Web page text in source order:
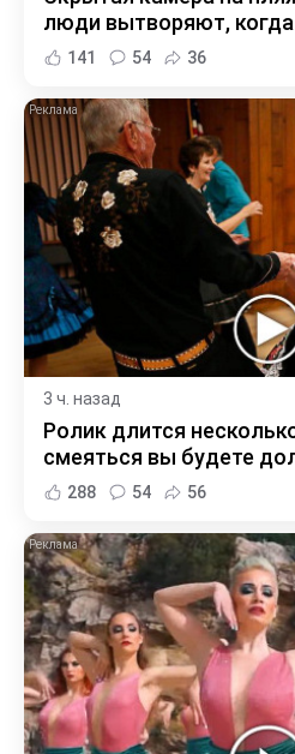
люди вытворяют, когда
141 54 36
3 ч. назад
Ролик длится
смеяться вы будете
288 54 56